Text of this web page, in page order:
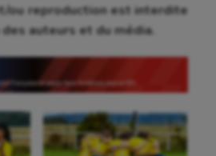
ou reproduction est interdite
auteurs et du média.